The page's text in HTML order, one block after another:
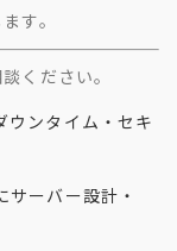
す。
ください。
ウンタイム・セキ
ーバー設計・